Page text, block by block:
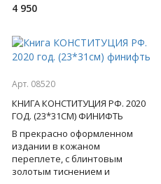
4 950
Арт. 08520
КНИГА КОНСТИТУЦИЯ РФ. 2020
ГОД. (23*31СМ) ФИНИФТЬ
В прекрасно оформленном
издании в кожаном
переплете, с блинтовым
золотым тиснением и